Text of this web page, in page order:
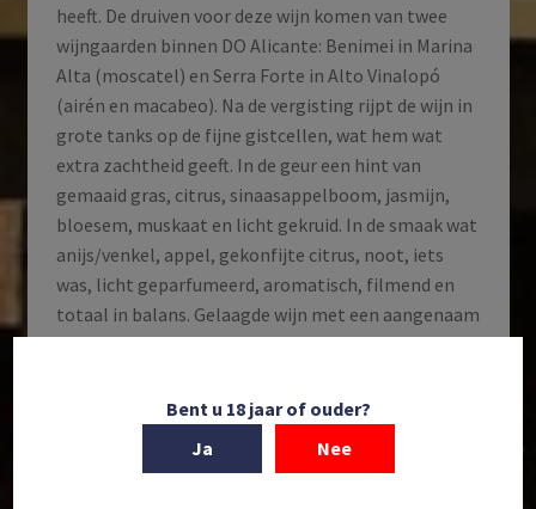
heeft. De druiven voor deze wijn komen van twee
wijngaarden binnen DO Alicante: Benimei in Marina
Alta (moscatel) en Serra Forte in Alto Vinalopó
(airén en macabeo). Na de vergisting rijpt de wijn in
grote tanks op de fijne gistcellen, wat hem wat
extra zachtheid geeft. In de geur een hint van
gemaaid gras, citrus, sinaasappelboom, jasmijn,
bloesem, muskaat en licht gekruid. In de smaak wat
anijs/venkel, appel, gekonfijte citrus, noot, iets
was, licht geparfumeerd, aromatisch, filmend en
totaal in balans. Gelaagde wijn met een aangenaam
bittertje, verrassende frisheid, licht ziltig en
Op voorraad
Bent u 18 jaar of ouder?
Ja
Nee